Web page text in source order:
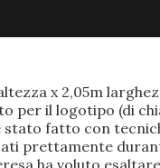
x 2,05m
per il logotipo (di
fatto con
prettamente
ha voluto